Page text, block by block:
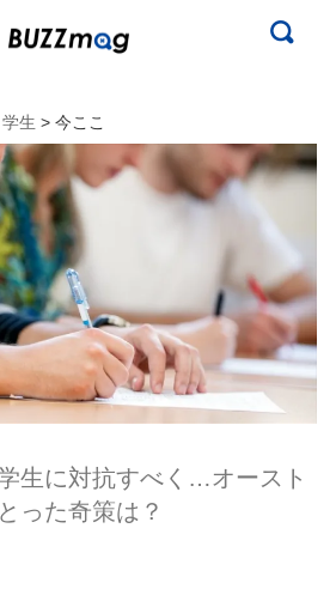
学生 > 今ここ
生に対抗すべく…オースト
った奇策は？